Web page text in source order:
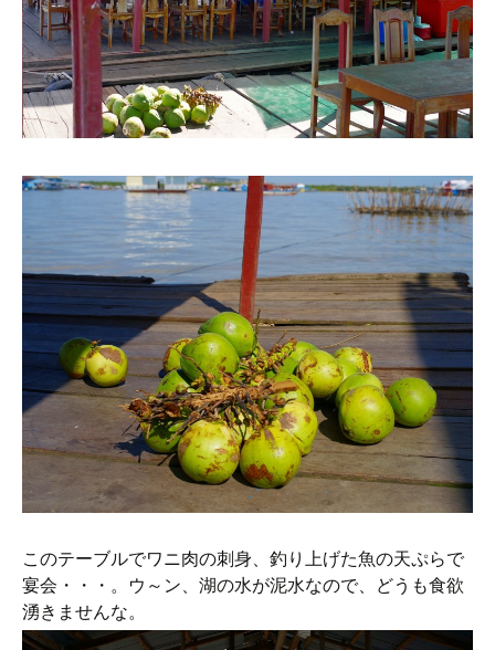
このテーブルでワニ肉の刺身、釣り上げた魚の天ぷらで
宴会・・・。ウ～ン、湖の水が泥水なので、どうも食欲
湧きませんな。